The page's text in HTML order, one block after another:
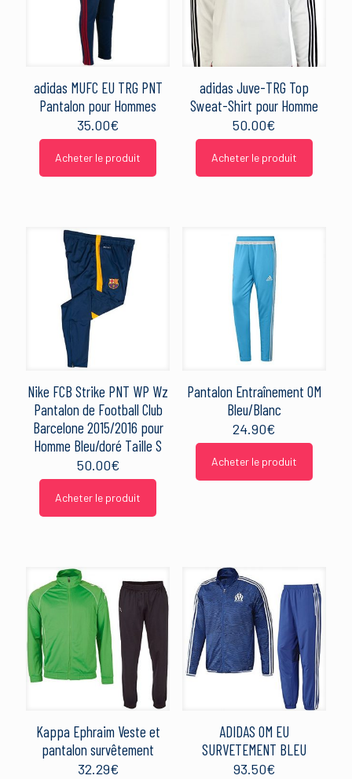
adidas MUFC EU TRG PNT
Pantalon pour Hommes
35.00€
Acheter le produit
adidas Juve-TRG Top
Sweat-Shirt pour Homme
50.00€
Acheter le produit
Nike FCB Strike PNT WP Wz
Pantalon de Football Club
Barcelone 2015/2016 pour
Homme Bleu/doré Taille S
50.00€
Acheter le produit
Pantalon Entraînement OM
Bleu/Blanc
24.90€
Acheter le produit
Kappa Ephraim Veste et
pantalon survêtement
32.29€
ADIDAS OM EU
SURVETEMENT BLEU
93.50€